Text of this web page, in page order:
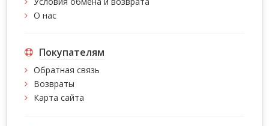
О нас
Покупателям
Обратная связь
Возвраты
Карта сайта